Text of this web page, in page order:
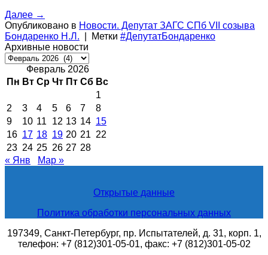
Далее →
Опубликовано в Новости. Депутат ЗАГС СПб VII созыва
Бондаренко Н.Л.
Метки #ДепутатБондаренко
Архивные новости
Архивные
новостиФевраль 2026
Пн Вт Ср Чт Пт Сб Вс
1
2
3 4 5 6 7
8
9
10 11 12 13 14 15
16 17 18 19 20 21 22
23 24 25 26 27 28
« Янв
Мар »
Открытые данные
Политика обработки персональных данных
197349, Санкт-Петербург, пр. Испытателей, д. 31, корп. 1,
телефон: +7 (812)301-05-01, факс: +7 (812)301-05-02